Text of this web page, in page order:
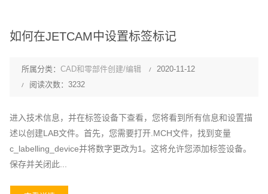
如何在JETCAM中设置标签标记
所属分类： CAD和零部件创建/编辑
2020-11-12
阅读次数：3232
进入技术信息，并在标签设备下查看，您将看到所有信息和设置描
述以创建LAB文件。首先，您需要打开.MCH文件，找到变量
c_labelling_device并将数字更改为1。这将允许您添加标签设备。
保存并关闭此...